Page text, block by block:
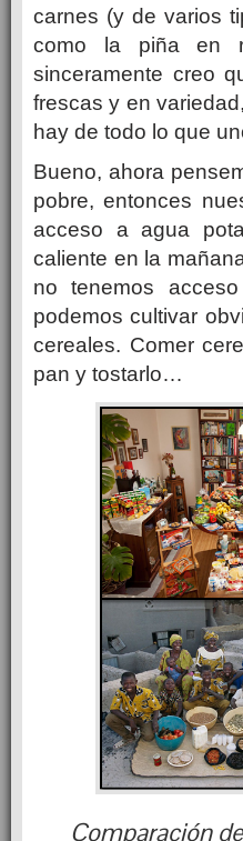
carnes (y de varios
como la piña en
sinceramente creo
frescas y en
hay de todo lo que
Bueno, ahora
pobre, entonces
acceso a agua
caliente en la
no tenemos
podemos cultivar
cereales. Comer
pan y tostarlo…
Comparación